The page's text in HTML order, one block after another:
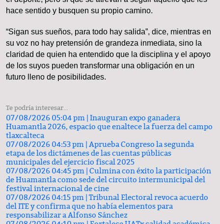
hace sentido y busquen su propio camino.
“Sigan sus sueños, para todo hay salida”, dice, mientras en
su voz no hay pretensión de grandeza inmediata, sino la
claridad de quien ha entendido que la disciplina y el apoyo
de los suyos pueden transformar una obligación en un
futuro lleno de posibilidades.
Te podría interesar...
07/08/2026 05:04 pm | Inauguran expo ganadera
Huamantla 2026, espacio que enaltece la fuerza del campo
tlaxcalteca
07/08/2026 04:53 pm | Aprueba Congreso la segunda
etapa de los dictámenes de las cuentas públicas
municipales del ejercicio fiscal 2025
07/08/2026 04:45 pm | Culmina con éxito la participación
de Huamantla como sede del circuito intermunicipal del
festival internacional de cine
07/08/2026 04:15 pm | Tribunal Electoral revoca acuerdo
del ITE y confirma que no había elementos para
responsabilizar a Alfonso Sánchez